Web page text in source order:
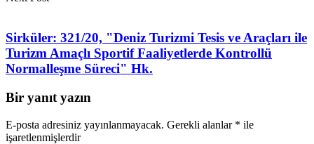
Sirküler: 321/20, "Deniz Turizmi Tesis ve Araçları ile
Turizm Amaçlı Sportif Faaliyetlerde Kontrollü
Normalleşme Süreci" Hk.
Bir yanıt yazın
E-posta adresiniz yayınlanmayacak. Gerekli alanlar * ile
işaretlenmişlerdir